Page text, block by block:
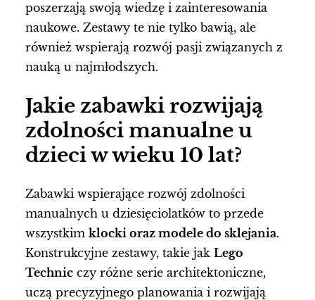
poszerzają swoją wiedzę i zainteresowania
naukowe. Zestawy te nie tylko bawią, ale
również wspierają rozwój pasji związanych z
nauką u najmłodszych.
Jakie zabawki rozwijają
zdolności manualne u
dzieci w wieku 10 lat?
Zabawki wspierające rozwój zdolności
manualnych u dziesięciolatków to przede
wszystkim klocki oraz modele do sklejania.
Konstrukcyjne zestawy, takie jak Lego
Technic czy różne serie architektoniczne,
uczą precyzyjnego planowania i rozwijają